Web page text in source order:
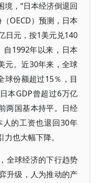
境，“日本经济倒退回
OECD）预测，日本
日元，按1美元兑140
自1992年以来，日本
元。近30年来，全球
球份额超过15％，目
本GDP曾超过6万亿
两国基本持平。日经
的工资也退回30年
也大幅下降。
全球经济的下行趋势
升级，人为推动的产